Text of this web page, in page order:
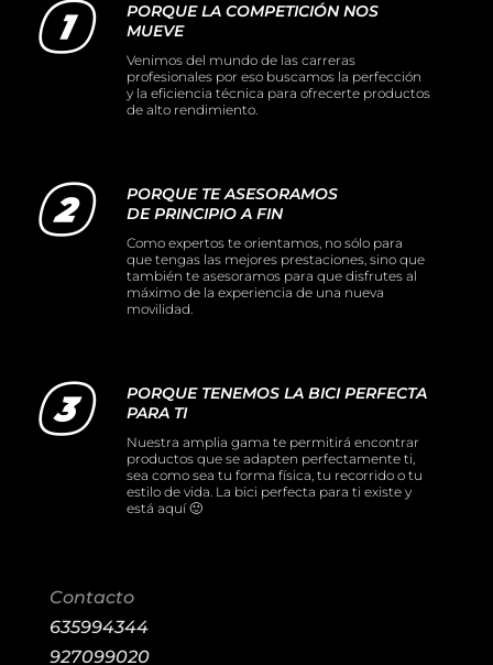
PORQUE LA COMPETICIÓN NOS
MUEVE
Venimos del mundo de las carreras
profesionales por eso buscamos la perfección
y la eficiencia técnica para ofrecerte productos
de alto rendimiento.
PORQUE TE ASESORAMOS
DE PRINCIPIO A FIN
Como expertos te orientamos, no sólo para
que tengas las mejores prestaciones, sino que
también te asesoramos para que disfrutes al
máximo de la experiencia de una nueva
movilidad.
PORQUE TENEMOS LA BICI PERFECTA
PARA TI
Nuestra amplia gama te permitirá encontrar
productos que se adapten perfectamente ti,
sea como sea tu forma física, tu recorrido o tu
estilo de vida. La bici perfecta para ti existe y
está aquí 🙂
Contacto
635994344
927099020